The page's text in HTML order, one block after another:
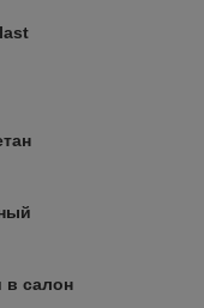
в салон